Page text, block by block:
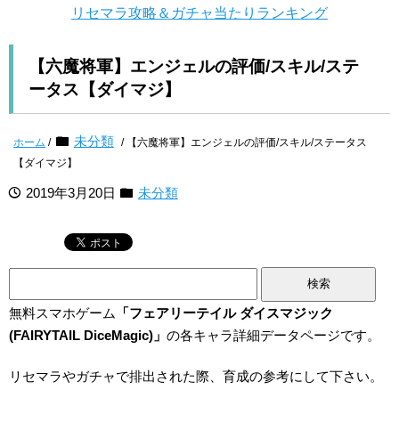
リセマラ攻略＆ガチャ当たりランキング
【六魔将軍】エンジェルの評価/スキル/ステ
ータス【ダイマジ】
ホーム / 未分類 / 【六魔将軍】エンジェルの評価/スキル/ステータス
【ダイマジ】
2019年3月20日 未分類
無料スマホゲーム
「フェアリーテイル ダイスマジック
(FAIRYTAIL DiceMagic)」 の各キャラ詳細データページです。
リセマラやガチャで排出された際、育成の参考にして下さい。